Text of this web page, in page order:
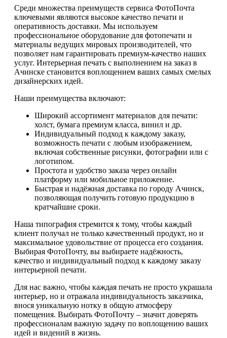
Среди множества преимуществ сервиса ФотоПочта
ключевыми являются высокое качество печати и
оперативность доставки. Мы используем
профессиональное оборудование для фотопечати и
материалы ведущих мировых производителей, что
позволяет нам гарантировать премиум-качество наших
услуг. Интерьерная печать с выполнением на заказ в
Ачинске становится воплощением ваших самых смелых
дизайнерских идей.
Наши преимущества включают:
Широкий ассортимент материалов для печати:
холст, бумага премиум класса, винил и др.
Индивидуальный подход к каждому заказу,
возможность печати с любым изображением,
включая собственные рисунки, фотографии или с
логотипом.
Простота и удобство заказа через онлайн
платформу или мобильное приложение.
Быстрая и надёжная доставка по городу Ачинск,
позволяющая получить готовую продукцию в
кратчайшие сроки.
Наша типография стремится к тому, чтобы каждый
клиент получал не только качественный продукт, но и
максимальное удовольствие от процесса его создания.
Выбирая ФотоПочту, вы выбираете надёжность,
качество и индивидуальный подход к каждому заказу
интерьерной печати.
Для нас важно, чтобы каждая печать не просто украшала
интерьер, но и отражала индивидуальность заказчика,
внося уникальную нотку в общую атмосферу
помещения. Выбирать ФотоПочту – значит доверять
профессионалам важную задачу по воплощению ваших
идей и видений в жизнь.